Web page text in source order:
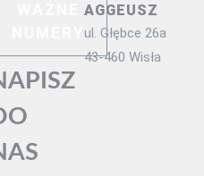
NUMERY
AGGEUSZ
ul. Głębce 26a
43-460 Wisła